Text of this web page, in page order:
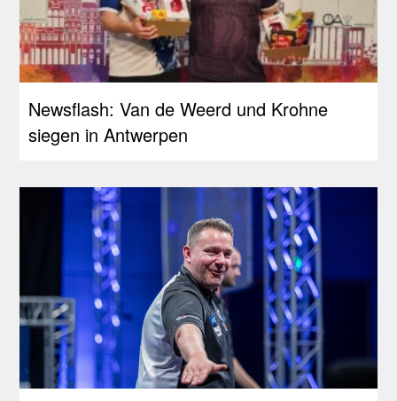
Newsflash: Van de Weerd und Krohne
siegen in Antwerpen